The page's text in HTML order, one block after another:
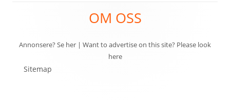
OM OSS
Annonsere? Se her | Want to advertise on this site? Please look
here
Sitemap